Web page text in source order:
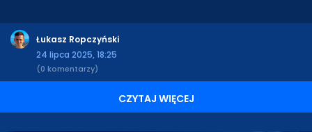
Łukasz Ropczyński
24 lipca 2025, 18:25
(0 komentarzy)
CZYTAJ WIĘCEJ